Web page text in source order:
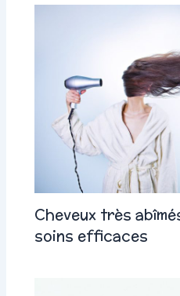
Cheveux très
soins efficaces